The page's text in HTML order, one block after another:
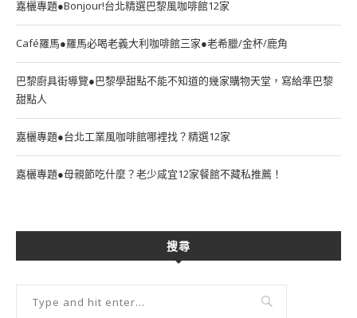
嘉欐專題●Bonjour!台北精選巴黎風咖啡館12家
Café羅馬●羅馬必喝老義大利咖啡館三家●老希臘/金杯/鹿角
巴黎廚具街導覽●巴黎學甜點不能不知道的幾家購物天堂，寫給準巴黎
甜點人
嘉欐專題●台北工業風咖啡館哪裡找？精選12家
嘉欐專題●母親節吃什麼？老少咸宜12家餐館不藏私推薦！
搜尋